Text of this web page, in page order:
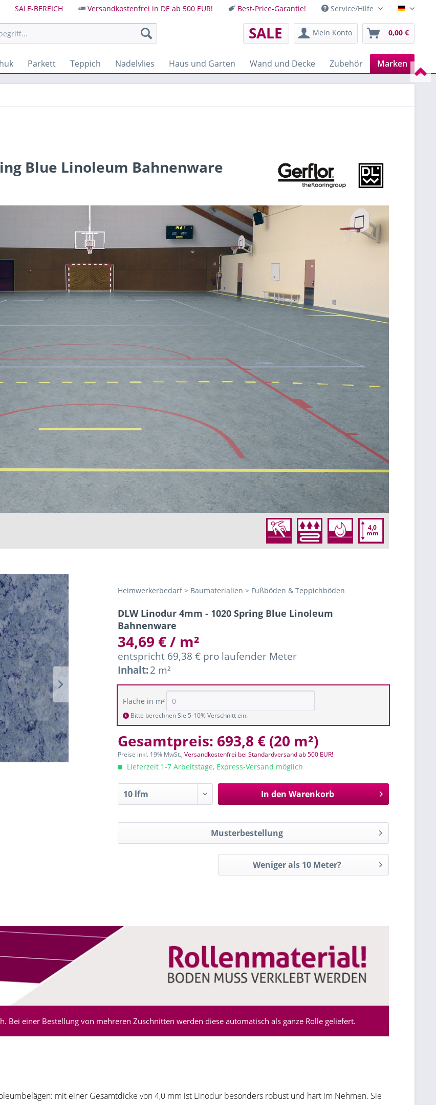
SALE-BEREICH Versandkostenfrei in DE ab 500 EUR! Best-Price-Garantie! Service/Hilfe Deutsch
SALE Mein Konto 0,00 €
Parkett Teppich Nadelvlies Haus und Garten Wand und Decke Zubehör Marken
Blue Linoleum Bahnenware
4,0
mm
Heimwerkerbedarf > Baumaterialien > Fußböden & Teppichböden
DLW Linodur 4mm - 1020 Spring Blue Linoleum
Bahnenware
34,69 € / m²
entspricht 69,38 € pro laufender Meter
Inhalt:2 m²
Fläche in m²
Bitte berechnen Sie 5-10% Verschnitt ein.
Gesamtpreis: 693,8 € (20 m²)
Preise inkl. 19% MwSt.;Versandkostenfrei bei Standardversand ab 500 EUR!
Lieferzeit 1-7 Arbeitstage, Express-Versand möglich
In den Warenkorb
Musterbestellung
Weniger als 10 Meter?
Bei einer Bestellung von mehreren Zuschnitten werden diese automatisch als ganze Rolle geliefert.
mit einer Gesamtdicke von 4,0 mm ist Linodur besonders robust und hart im Nehmen. Sie